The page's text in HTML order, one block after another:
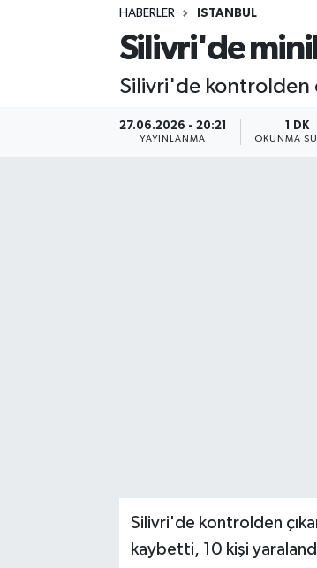
HABERLER ISTANBUL
Silivri'de
Silivri'de kontrolden
27.06.2026 - 20:21
YAYINLANMA
1 DK
OKUNMA
Silivri'de kontrolden
kaybetti, 10 kişi